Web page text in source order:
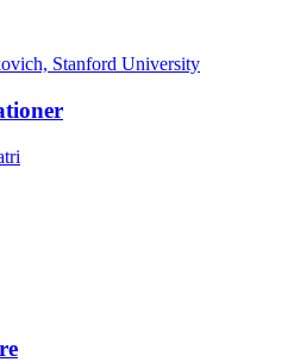
Stanford University